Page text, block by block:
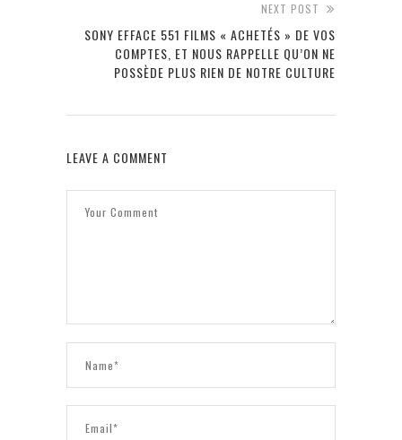
NEXT POST
SONY EFFACE 551 FILMS « ACHETÉS » DE VOS
COMPTES, ET NOUS RAPPELLE QU’ON NE
POSSÈDE PLUS RIEN DE NOTRE CULTURE
LEAVE A COMMENT